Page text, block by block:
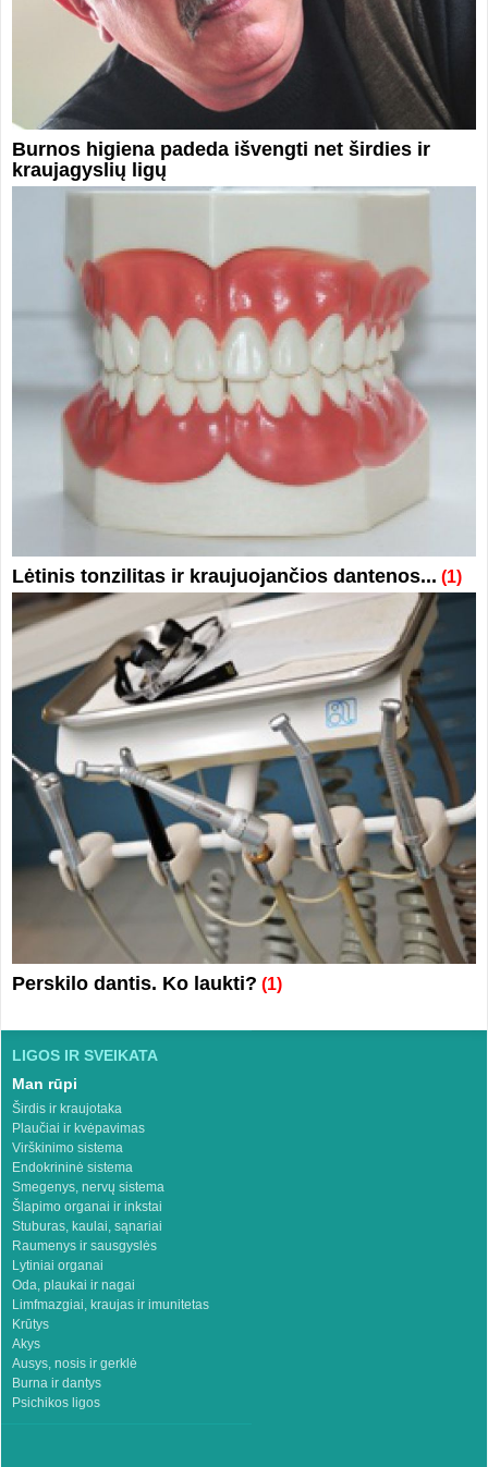
Burnos higiena padeda išvengti net širdies ir
kraujagyslių ligų
Lėtinis tonzilitas ir kraujuojančios dantenos... (1)
Perskilo dantis. Ko laukti? (1)
LIGOS IR SVEIKATA
Man rūpi
Širdis ir kraujotaka
Plaučiai ir kvėpavimas
Virškinimo sistema
Endokrininė sistema
Smegenys, nervų sistema
Šlapimo organai ir inkstai
Stuburas, kaulai, sąnariai
Raumenys ir sausgyslės
Lytiniai organai
Oda, plaukai ir nagai
Limfmazgiai, kraujas ir imunitetas
Krūtys
Akys
Ausys, nosis ir gerklė
Burna ir dantys
Psichikos ligos